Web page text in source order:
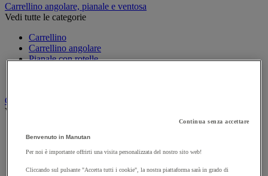
Carrellino angolare, pianale e ventosa
Vedi tutte le categorie
Carrellino
Carrellino angolare
Pianale con rotelle
Carrello
Vedi tutte le categorie
Carrello in acciaio
Carrello in alluminio e in inox
Continua senza accettare
Benvenuto in Manutan
Per noi è importante offrirti una visita personalizzata del nostro sito web!
Cliccando sul pulsante "Accetta tutti i cookie", la nostra piattaforma sarà in grado di